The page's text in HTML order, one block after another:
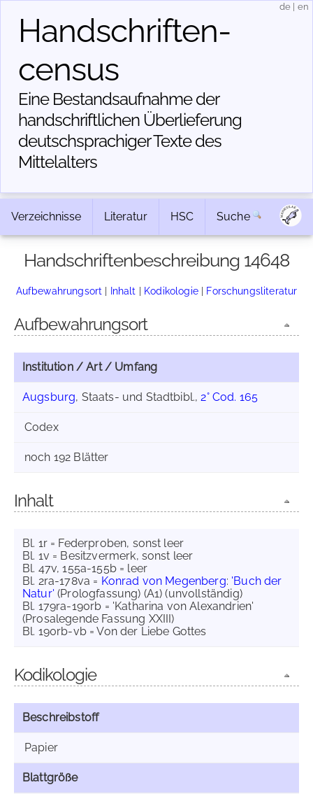
Handschriften­
census
Eine Bestandsaufnahme der
handschriftlichen Über­lieferung
deutschsprachiger Texte des
Mittelalters
de en
Verzeichnisse Literatur HSC Suche
Handschriftenbeschreibung 14648
Aufbewahrungsort | Inhalt | Kodikologie| Forschungsliteratur
Aufbewahrungsort
Institution / Art / Umfang
Augsburg, Staats- und Stadtbibl.,2° Cod. 165
Codex
noch 192 Blätter
Inhalt
Bl. 1r = Federproben, sonst leer
Bl. 1v = Besitzvermerk, sonst leer
Bl. 47v, 155a-155b = leer
Bl. 2ra-178va = Konrad von Megenberg: 'Buch der
Natur' (Prologfassung) (A1) (unvollständig)
Bl. 179ra-190rb = 'Katharina von Alexandrien'
(Prosalegende Fassung XXIII)
Bl. 190rb-vb = Von der Liebe Gottes
Kodikologie
Beschreibstoff
Papier
Blattgröße